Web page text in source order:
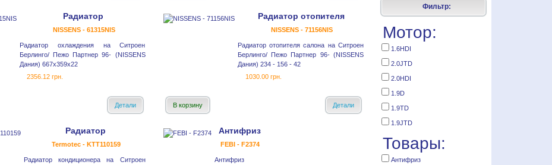
Радиатор
NISSENS - 61315NIS
Радиатор охлаждения на Ситроен
Берлинго/ Пежо Партнер 96- (NISSENS
Дания) 667x359x22
2356.12 грн.
Детали
Радиатор отопителя
NISSENS - 71156NIS
Радиатор отопителя салона на Ситроен
Берлинго/ Пежо Партнер 96- (NISSENS
Дания) 234 - 156 - 42
1030.00 грн.
В корзину Детали
Радиатор
Termotec - KTT110159
Радиатор кондиционера на Ситроен
Антифриз
FEBI - F2374
Антифриз
Фильтр:
Мотор:
1.6HDI
2.0JTD
2.0HDI
1.9D
1.9TD
1.9JTD
Товары:
Антифриз